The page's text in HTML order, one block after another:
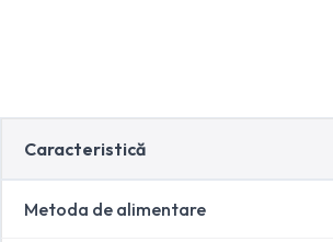
Caracteristică
Metoda de alimentare